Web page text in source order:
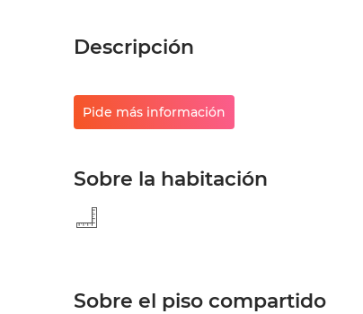
Descripción
Pide más información
Sobre la habitación
Sobre el piso compartido